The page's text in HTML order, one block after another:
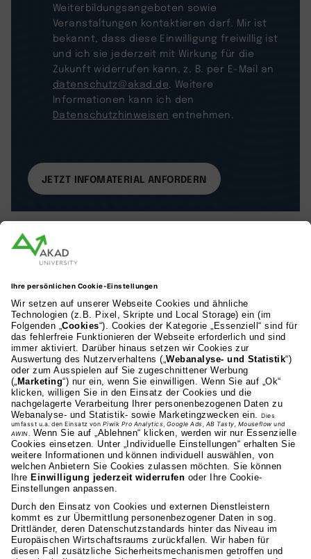
Weiterbildungsangeboten sowie
Veranstaltungen kontaktieren darf. Mir ist
bekannt, dass diese Einwilligung freiwillig ist
und ich sie jederzeit mit Wirkung für die
Zukunft widerrufen kann, z. B. per E-Mail an
datenschutz@akad.de . Weitere
Informationen kann ich den
Datenschutzhinweisen entnehmen.
AKAD Bildungsgesellschaft mbH
Heilbronner Strasse 86
70191 Stuttgart
0711 81495-400
Studienangebot
Fakultäten
AKAD